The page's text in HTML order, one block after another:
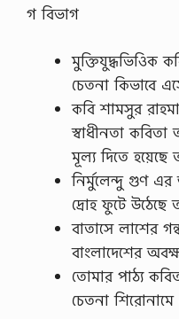
গ বিভাগ
মুক্তিযুদ্ধভিওিক
চেতনা কিভাবে
কবি শামসুর
স্বাধীনতা কবিতা
মূল্য দিতে
নির্মুলেন্দু গুণ এর
দ্রোহ ফুটে উঠেছে
বাতাসে লাশের
বাংলাদেশের
তোমার পাঠ্য
চেতনা